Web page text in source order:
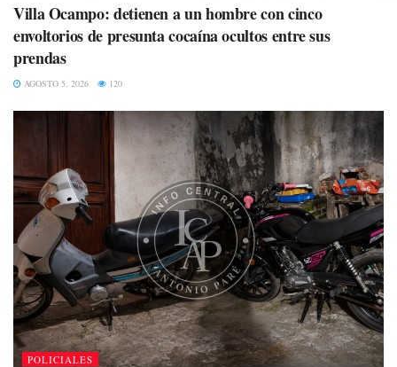
Villa Ocampo: detienen a un hombre con cinco
envoltorios de presunta cocaína ocultos entre sus
prendas
AGOSTO 5, 2026 120
POLICIALES